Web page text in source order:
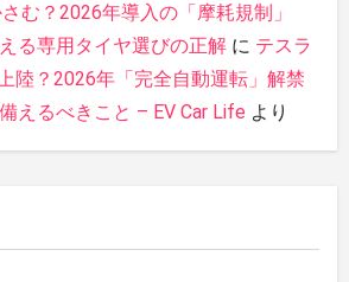
む？2026年導入の「摩耗規制」
る専用タイヤ選びの正解に テスラ
陸？2026年「完全自動運転」解禁
えるべきこと – EV Car Life より